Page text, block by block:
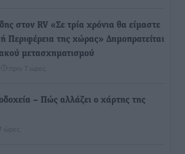
στον RV «Σε τρία χρόνια θα είμαστε
Περιφέρεια της χώρας» Δημοπρατείται
μετασχηματισμού
πριν 7 ώρες
– Πώς αλλάζει ο χάρτης της
ώρες